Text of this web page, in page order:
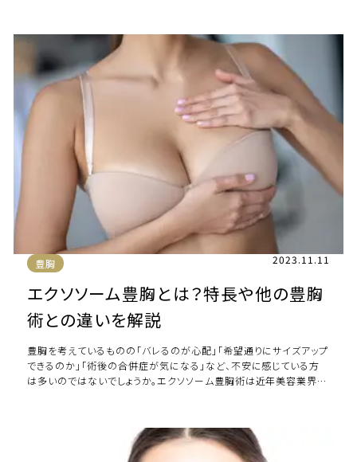
豊胸 2023.11.11
エクソソーム豊胸とは？特長や他の豊胸
術との違いを解説
豊胸を考えているものの「バレるのが心配」「希望通りにサイズアップ
できるのか」「術後の合併症が気になる」など、不安に感じている方
は多いのではないでしょうか。エクソソーム豊胸術は近年美容業界で